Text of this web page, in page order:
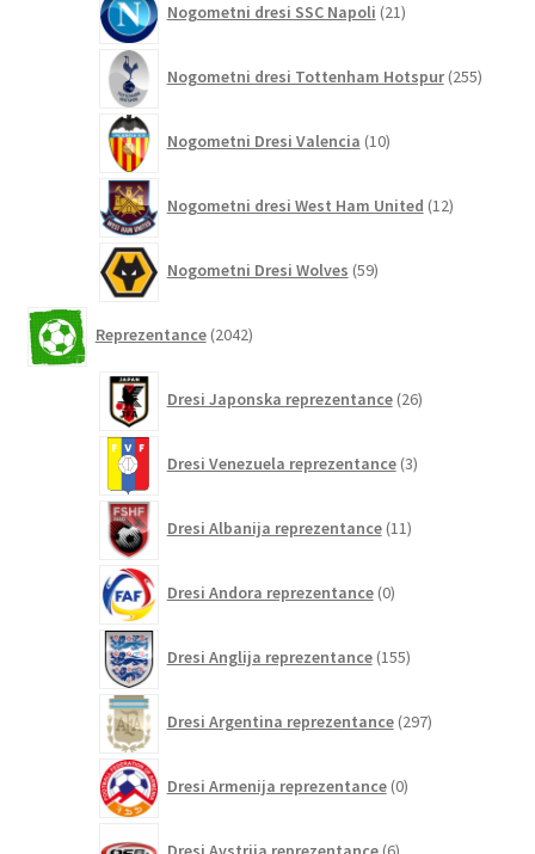
Nogometni dresi SSC Napoli 21izdelkov
Nogometni dresi Tottenham Hotspur 255
Nogometni Dresi Valencia 10izdelkov
Nogometni dresi West Ham United 12izdelkov
Nogometni Dresi Wolves 59izdelkov
Reprezentance 2042izdelkov
Dresi Japonska reprezentance 26izdelkov
Dresi Venezuela reprezentance 3izdelki
Dresi Albanija reprezentance 11izdelkov
Dresi Andora reprezentance 0izdelkov
Dresi Anglija reprezentance 155izdelkov
Dresi Argentina reprezentance 297izdelkov
Dresi Armenija reprezentance 0izdelkov